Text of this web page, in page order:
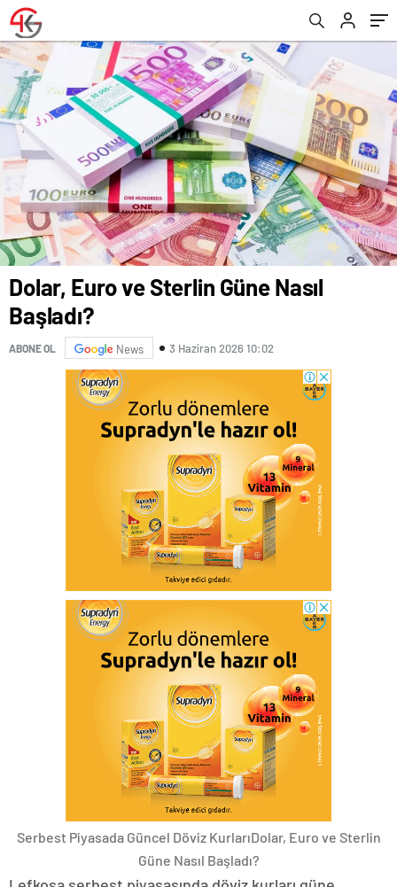
Dolar, Euro ve Sterlin Güne Nasıl
Başladı?
ABONE OL News 3 Haziran 2026 10:02
Serbest Piyasada Güncel Döviz KurlarıDolar, Euro ve Sterlin
Güne Nasıl Başladı?